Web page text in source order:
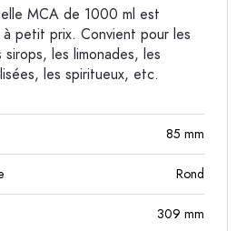
MCA de 1000 ml est
petit prix. Convient pour les
les limonades, les
les spiritueux, etc.
85 mm
Rond
309 mm